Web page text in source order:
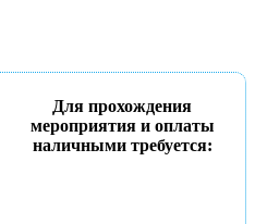
Для прохождения
мероприятия и оплаты
наличными требуется: